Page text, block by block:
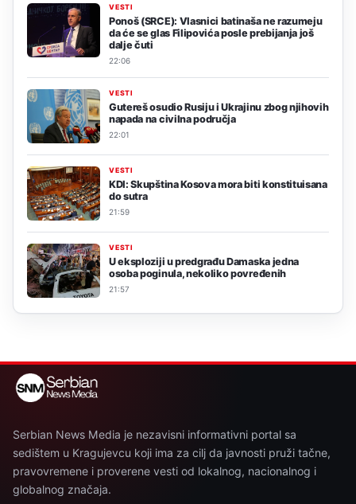
VESTI
Ponoš (SRCE): Vlasnici batinaša ne razumeju
da će se glas Filipovića posle prebijanja još
dalje čuti
22:06
VESTI
Gutereš osudio Rusiju i Ukrajinu zbog njihovih
napada na civilna područja
22:01
VESTI
KDI: Skupština Kosova mora biti konstituisana
do sutra
21:59
VESTI
U eksploziji u predgrađu Damaska jedna
osoba poginula, nekoliko povređenih
21:57
Serbian News Media je nezavisni informativni portal sa
sedištem u Kragujevcu koji ima za cilj da javnosti pruži tačne,
pravovremene i proverene vesti od lokalnog, nacionalnog i
globalnog značaja.